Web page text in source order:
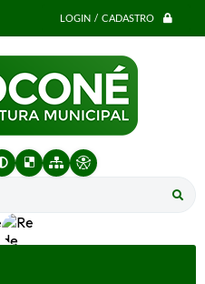
LOGIN / CADASTRO